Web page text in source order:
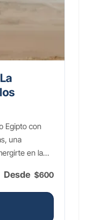
Egipto con
una
en la
las
y la
los
Desde $600